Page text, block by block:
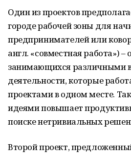
Один из проектов
городе рабочей зоны для
предпринимателей или
англ. «совместная работа»)
занимающихся различными
деятельности, которые
проектами в одном месте.
идеями повышает
поиске нетривиальных
Второй проект,